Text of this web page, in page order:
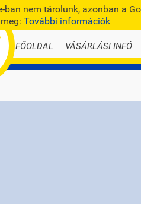
ban nem tárolunk, azonban a
További információk
FŐOLDAL VÁSÁRLÁSI INFÓ